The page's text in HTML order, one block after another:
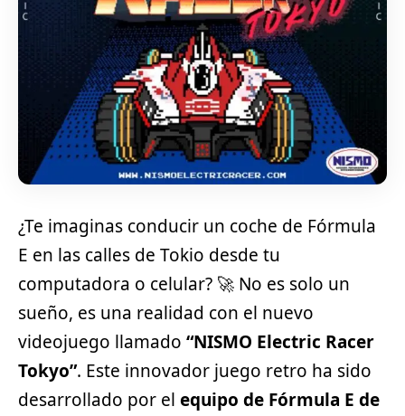
¿Te imaginas conducir un coche de Fórmula
E en las calles de Tokio desde tu
computadora o celular? 🚀 No es solo un
sueño, es una realidad con el nuevo
videojuego llamado “NISMO Electric Racer
Tokyo”. Este innovador juego retro ha sido
desarrollado por el equipo de Fórmula E de